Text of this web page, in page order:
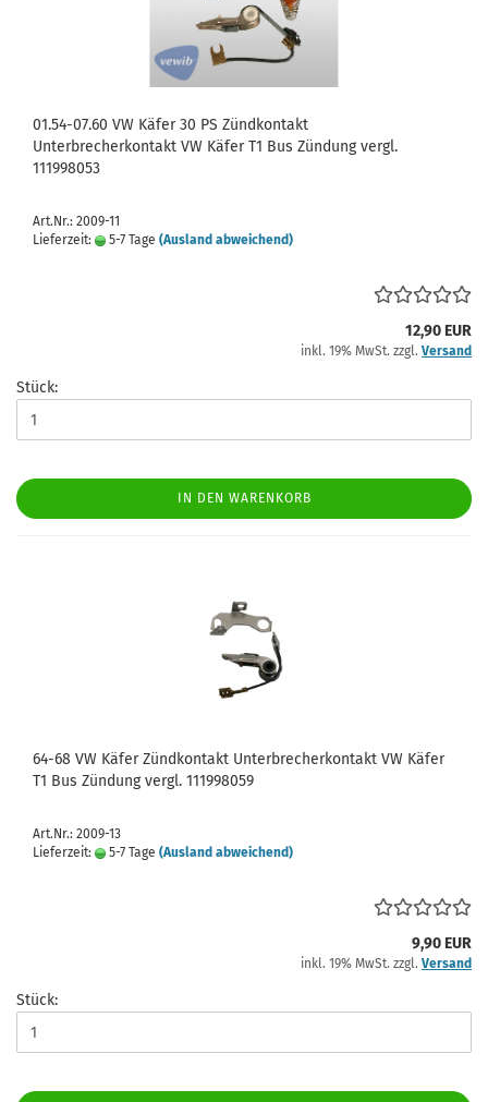
01.54-07.60 VW Käfer 30 PS Zündkontakt
Unterbrecherkontakt VW Käfer T1 Bus Zündung vergl.
111998053
Art.Nr.: 2009-11
Lieferzeit:
5-7 Tage (Ausland abweichend)
12,90 EUR
inkl. 19% MwSt. zzgl. Versand
Stück:
IN DEN WARENKORB
64-68 VW Käfer Zündkontakt Unterbrecherkontakt VW Käfer
T1 Bus Zündung vergl. 111998059
Art.Nr.: 2009-13
Lieferzeit:
5-7 Tage (Ausland abweichend)
9,90 EUR
inkl. 19% MwSt. zzgl. Versand
Stück: